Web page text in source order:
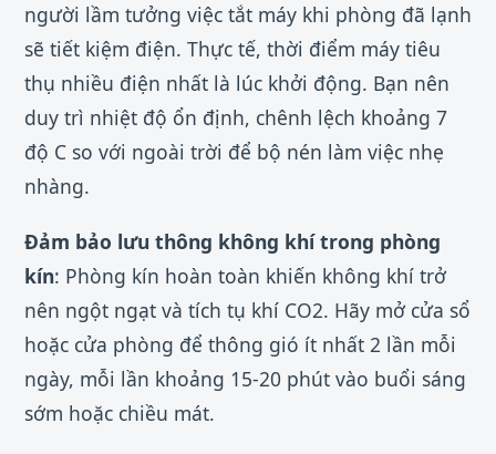
người lầm tưởng việc tắt máy khi phòng đã lạnh
sẽ tiết kiệm điện. Thực tế, thời điểm máy tiêu
thụ nhiều điện nhất là lúc khởi động. Bạn nên
duy trì nhiệt độ ổn định, chênh lệch khoảng 7
độ C so với ngoài trời để bộ nén làm việc nhẹ
nhàng.
Đảm bảo lưu thông không khí trong phòng
kín: Phòng kín hoàn toàn khiến không khí trở
nên ngột ngạt và tích tụ khí CO2. Hãy mở cửa sổ
hoặc cửa phòng để thông gió ít nhất 2 lần mỗi
ngày, mỗi lần khoảng 15-20 phút vào buổi sáng
sớm hoặc chiều mát.